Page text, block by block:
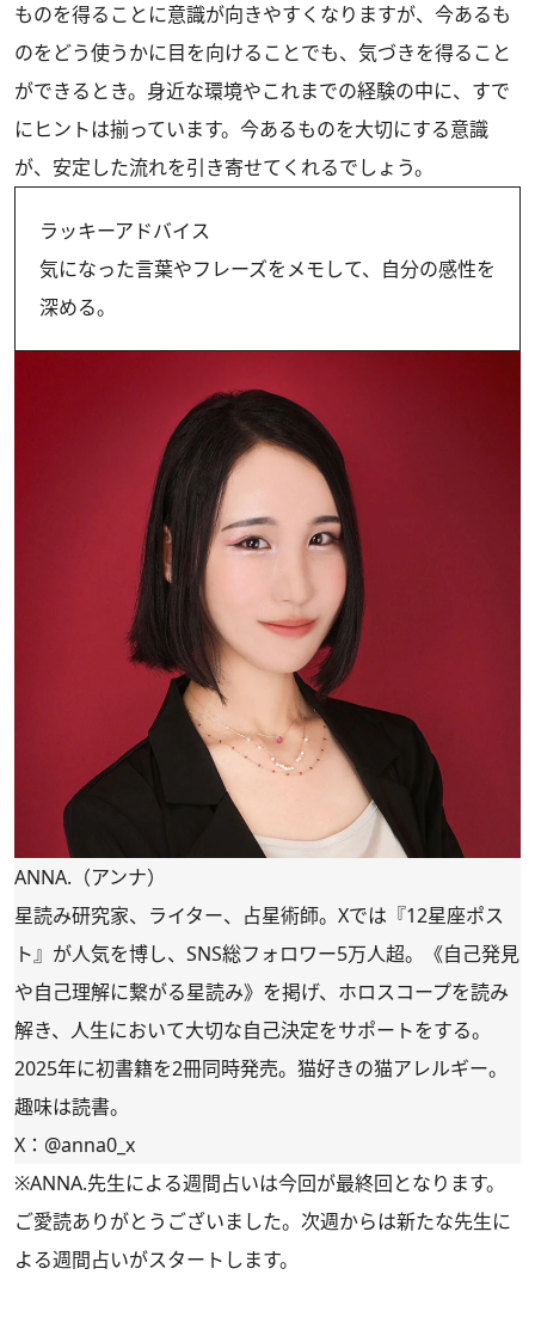
ものを得ることに意識が向きやすくなりますが、今あるも
のをどう使うかに目を向けることでも、気づきを得ること
ができるとき。身近な環境やこれまでの経験の中に、すで
にヒントは揃っています。今あるものを大切にする意識
が、安定した流れを引き寄せてくれるでしょう。
ラッキーアドバイス
気になった言葉やフレーズをメモして、自分の感性を
深める。
ANNA.（アンナ）
星読み研究家、ライター、占星術師。Xでは『12星座ポス
ト』が人気を博し、SNS総フォロワー5万人超。《自己発見
や自己理解に繋がる星読み》を掲げ、ホロスコープを読み
解き、人生において大切な自己決定をサポートをする。
2025年に初書籍を2冊同時発売。猫好きの猫アレルギー。
趣味は読書。
X： @anna0_x
※ANNA.先生による週間占いは今回が最終回となります。
ご愛読ありがとうございました。次週からは新たな先生に
よる週間占いがスタートします。